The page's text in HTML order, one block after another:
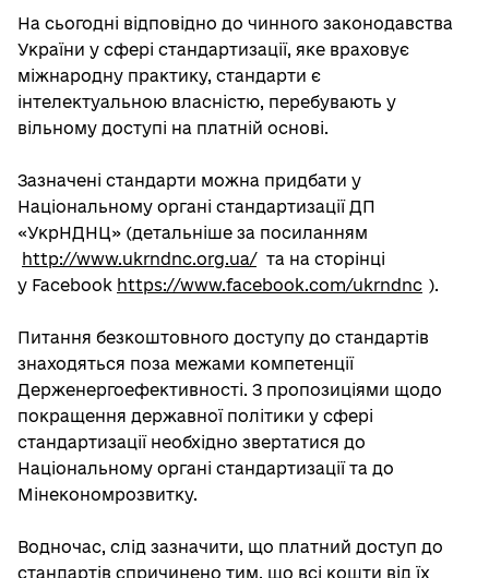
На сьогодні відповідно до чинного законодавства
України у сфері стандартизації, яке враховує
міжнародну практику, стандарти є
інтелектуальною власністю, перебувають у
вільному доступі на платній основі.
Зазначені стандарти можна придбати у
Національному органі стандартизації ДП
«УкрНДНЦ» (детальніше за посиланням
http://www.ukrndnc.org.ua/ та на сторінці
у Facebook https://www.facebook.com/ukrndnc ).
Питання безкоштовного доступу до стандартів
знаходяться поза межами компетенції
Держенергоефективності. З пропозиціями щодо
покращення державної політики у сфері
стандартизації необхідно звертатися до
Національному органі стандартизації та до
Мінекономрозвитку.
Водночас, слід зазначити, що платний доступ до
стандартів спричинено тим, що всі кошти від їх